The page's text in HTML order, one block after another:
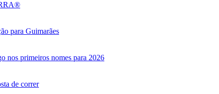
para Guimarães
nos primeiros nomes para 2026
de correr